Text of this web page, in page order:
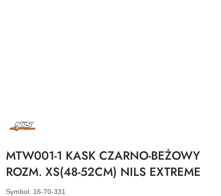
PRODUCENTA:
NILS
MTW001-1 KASK CZARNO-BEŻOWY
ROZM. XS(48-52CM) NILS EXTREME
Symbol: 16-70-331